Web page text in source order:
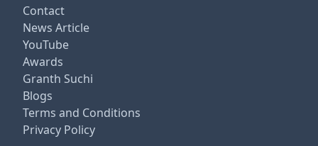
Contact
News Article
YouTube
Awards
Granth Suchi
Blogs
Terms and Conditions
Privacy Policy